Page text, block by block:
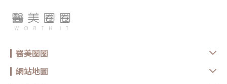
低電波能量進入較深層肌膚時，對於淺層肌膚的熱感及痛感。 ►不鎖發
數探頭：單次治療不再受限於探頭發數的限制，醫師能夠針對不同的消
費者更加客製化療程(他牌電波儀器探頭一經拆封，限制在一定時間內
是你的臉部做了很多運動一樣。」連化妝師及女兒都察覺到她的不同。
這也讓身兼多職的小Ｓ能夠時時保持在最佳狀態，充滿自信。 (圖/品牌
提供)圈圈小編建議：隨著醫學科技的進步，變美的方式不斷的推陳出
新，消費者找到合適自己的療程之前，一定要記得停、看、聽！停：新
醫美圈圈
網站地圖